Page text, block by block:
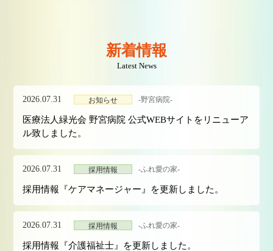
新着情報
Latest News
2026.07.31 お知らせ -野宮病院-
医療法人緑光会 野宮病院 公式WEBサイトをリニューア
ル致しました。
2026.07.31 採用情報 -ふれ愛の家-
採用情報『ケアマネージャー』を更新しました。
2026.07.31 採用情報 -ふれ愛の家-
採用情報『介護福祉士』を更新しました。